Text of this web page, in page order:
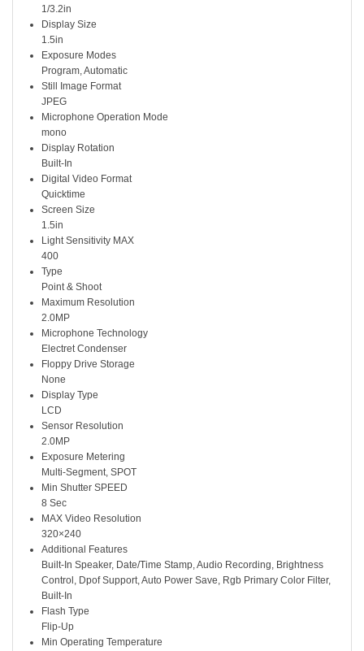
1/3.2in
Display Size
1.5in
Exposure Modes
Program, Automatic
Still Image Format
JPEG
Microphone Operation Mode
mono
Display Rotation
Built-In
Digital Video Format
Quicktime
Screen Size
1.5in
Light Sensitivity MAX
400
Type
Point & Shoot
Maximum Resolution
2.0MP
Microphone Technology
Electret Condenser
Floppy Drive Storage
None
Display Type
LCD
Sensor Resolution
2.0MP
Exposure Metering
Multi-Segment, SPOT
Min Shutter SPEED
8 Sec
MAX Video Resolution
320×240
Additional Features
Built-In Speaker, Date/Time Stamp, Audio Recording, Brightness
Control, Dpof Support, Auto Power Save, Rgb Primary Color Filter,
Built-In
Flash Type
Flip-Up
Min Operating Temperature